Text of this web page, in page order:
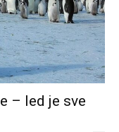
– led je sve